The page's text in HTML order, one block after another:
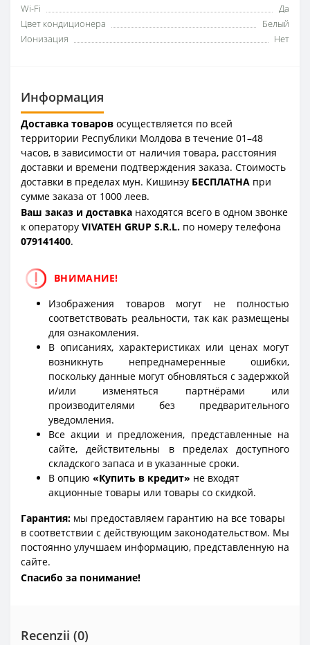
Wi-Fi
Да
Цвет кондиционера
Белый
Ионизация
Нет
Информация
Доставка товаров осуществляется по всей
территории Республики Молдова в течение 01–48
часов, в зависимости от наличия товара, расстояния
доставки и времени подтверждения заказа. Стоимость
доставки в пределах мун. Кишинэу БЕСПЛАТНА при
сумме заказа от 1000 леев.
Ваш заказ и доставка находятся всего в одном звонке
к оператору VIVATEH GRUP S.R.L. по номеру телефона
079141400.
ВНИМАНИЕ!
Изображения товаров могут не полностью
соответствовать реальности, так как размещены
для ознакомления.
В описаниях, характеристиках или ценах могут
возникнуть непреднамеренные ошибки,
поскольку данные могут обновляться с задержкой
и/или изменяться партнёрами или
производителями без предварительного
уведомления.
Все акции и предложения, представленные на
сайте, действительны в пределах доступного
складского запаса и в указанные сроки.
В опцию «Купить в кредит» не входят
акционные товары или товары со скидкой.
Гарантия: мы предоставляем гарантию на все товары
в соответствии с действующим законодательством. Мы
постоянно улучшаем информацию, представленную на
сайте.
Спасибо за понимание!
Recenzii (0)